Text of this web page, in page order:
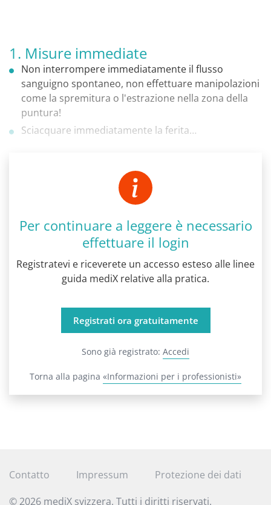
1. Misure immediate
Non interrompere immediatamente il flusso
sanguigno spontaneo, non effettuare manipolazioni
come la spremitura o l'estrazione nella zona della
puntura!
Sciacquare immediatamente la ferita…
Per continuare a leggere è necessario
effettuare il login
Registratevi e riceverete un accesso esteso alle linee
guida mediX relative alla pratica.
Registrati ora gratuitamente
Sono già registrato: Accedi
Torna alla pagina «Informazioni per i professionisti»
© 2026 mediX svizzera. Tutti i diritti riservati.
Contatto Impressum Protezione dei dati